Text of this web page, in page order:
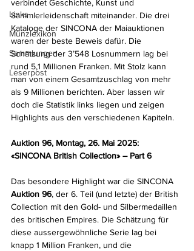
Links
Münzlexikon
Sammlungen
Leserpost
verbindet Geschichte, Kunst und
Sammlerleidenschaft miteinander. Die drei
Kataloge der SINCONA der Maiauktionen
waren der beste Beweis dafür. Die
Schätzung der 3’548 Losnummern lag bei
rund 5,1 Millionen Franken. Mit Stolz kann
man von einem Gesamtzuschlag von mehr
als 9 Millionen berichten. Aber lassen wir
doch die Statistik links liegen und zeigen
Highlights aus den verschiedenen Kapiteln.
Auktion 96, Montag, 26. Mai 2025:
«SINCONA British Collection» – Part 6
Das besondere Highlight war die SINCONA
Auktion 96, der 6. Teil (und letzte) der British
Collection mit den Gold- und Silbermedaillen
des britischen Empires. Die Schätzung für
diese aussergewöhnliche Serie lag bei
knapp 1 Million Franken, und die